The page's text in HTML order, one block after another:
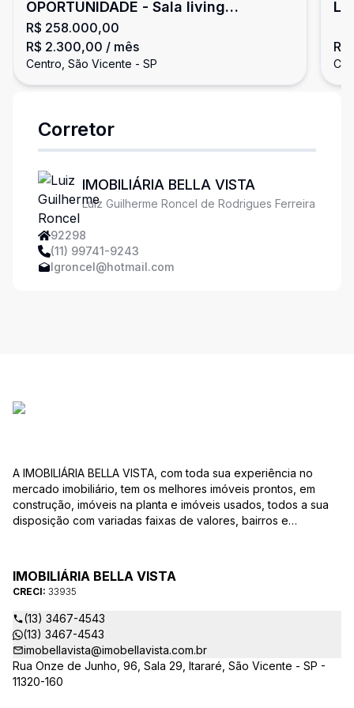
OPORTUNIDADE - Sala living
reformado
R$ 258.000,00
R$ 2.300,00 / mês
Centro, São Vicente - SP
Corretor
IMOBILIÁRIA BELLA VISTA
Luiz Guilherme Roncel de Rodrigues Ferreira
92298
(11) 99741-9243
lgroncel@hotmail.com
A IMOBILIÁRIA BELLA VISTA, com toda sua experiência no
mercado imobiliário, tem os melhores imóveis prontos, em
construção, imóveis na planta e imóveis usados, todos a sua
disposição com variadas faixas de valores, bairros e
ao CRECI-EE – estarão sempre prontos para responder-lhe
todas as suas dúvidas sobre casas, apartamentos, terrenos,
salas comerciais e outros produtos imobiliários.
IMOBILIÁRIA BELLA VISTA
CRECI: 33935
(13) 3467-4543
(13) 3467-4543
imobellavista@imobellavista.com.br
Rua Onze de Junho, 96, Sala 29, Itararé, São Vicente - SP -
11320-160